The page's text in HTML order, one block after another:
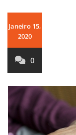
Janeiro 15,
2020
0